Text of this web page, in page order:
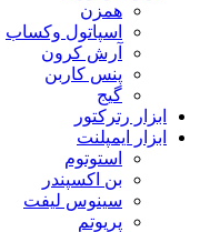
همزن
اسپاتول وکساب
آرش کرون
پنس کاربن
گیج
ابزار رترکتور
ابزار ایمپلنت
استوتوم
بن اکسپندر
سینوس لیفت
پریوتم